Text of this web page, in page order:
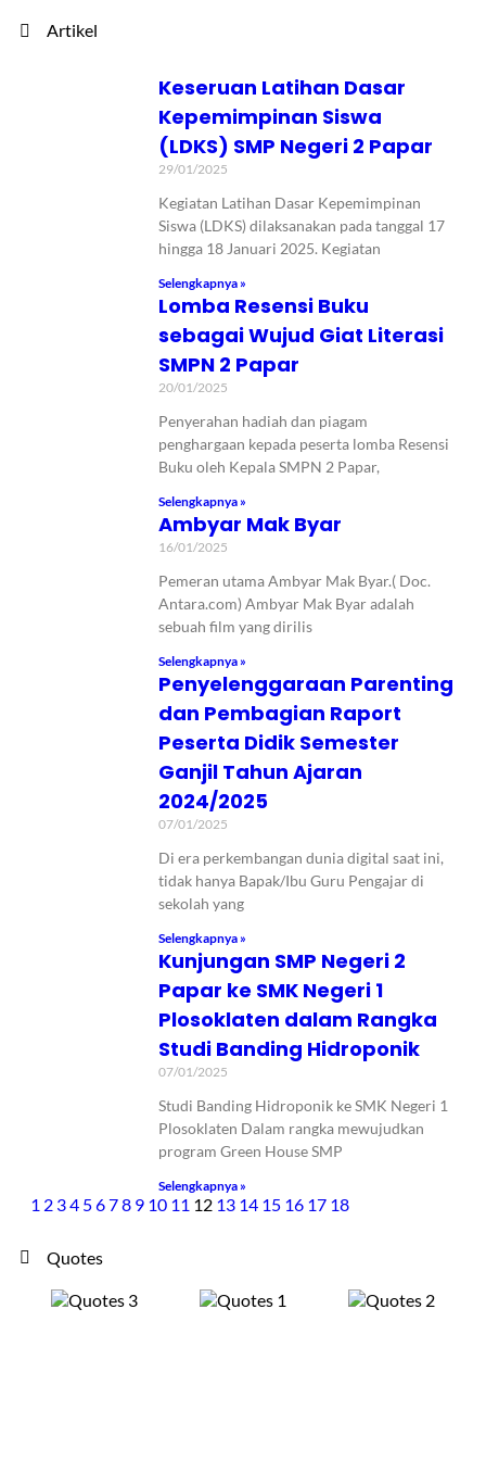
Artikel
Keseruan Latihan Dasar
Kepemimpinan Siswa
(LDKS) SMP Negeri 2 Papar
29/01/2025
Kegiatan Latihan Dasar Kepemimpinan
Siswa (LDKS) dilaksanakan pada tanggal 17
hingga 18 Januari 2025. Kegiatan
Selengkapnya »
Lomba Resensi Buku
sebagai Wujud Giat Literasi
SMPN 2 Papar
20/01/2025
Penyerahan hadiah dan piagam
penghargaan kepada peserta lomba Resensi
Buku oleh Kepala SMPN 2 Papar,
Selengkapnya »
Ambyar Mak Byar
16/01/2025
Pemeran utama Ambyar Mak Byar.( Doc.
Antara.com) Ambyar Mak Byar adalah
sebuah film yang dirilis
Selengkapnya »
Penyelenggaraan Parenting
dan Pembagian Raport
Peserta Didik Semester
Ganjil Tahun Ajaran
2024/2025
07/01/2025
Di era perkembangan dunia digital saat ini,
tidak hanya Bapak/Ibu Guru Pengajar di
sekolah yang
Selengkapnya »
Kunjungan SMP Negeri 2
Papar ke SMK Negeri 1
Plosoklaten dalam Rangka
Studi Banding Hidroponik
07/01/2025
Studi Banding Hidroponik ke SMK Negeri 1
Plosoklaten Dalam rangka mewujudkan
program Green House SMP
Selengkapnya »
1 2 34 5678 9 10 11 12 13 14 15 16 17 18
Quotes